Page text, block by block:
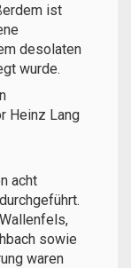
ist
desolaten
wurde.
Heinz Lang
acht
sowie
waren